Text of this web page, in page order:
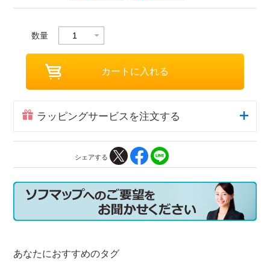
数量
ラッピングサービスを注文する
シェアする
あなたにおすすめのタグ